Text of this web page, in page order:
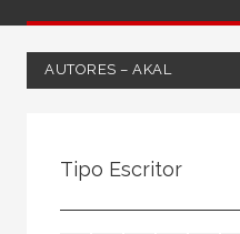
AUTORES – AKAL
Tipo Escritor